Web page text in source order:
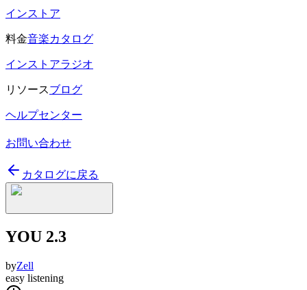
インストア
料金音楽カタログ
インストアラジオ
リソースブログ
ヘルプセンター
お問い合わせ
カタログに戻る
YOU 2.3
byZell
easy listening